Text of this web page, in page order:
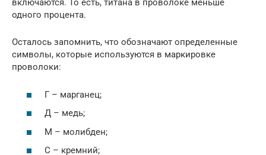
включаются. То есть, титана в проволоке меньше
одного процента.
Осталось запомнить, что обозначают определенные
символы, которые используются в маркировке
проволоки:
Г – марганец;
Д – медь;
М – молибден;
С – кремний;